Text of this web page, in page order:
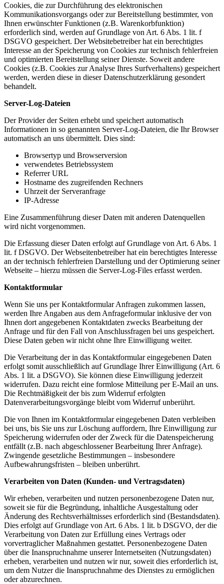
Cookies, die zur Durchführung des elektronischen
Kommunikationsvorgangs oder zur Bereitstellung bestimmter, von
Ihnen erwünschter Funktionen (z.B. Warenkorbfunktion)
erforderlich sind, werden auf Grundlage von Art. 6 Abs. 1 lit. f
DSGVO gespeichert. Der Websitebetreiber hat ein berechtigtes
Interesse an der Speicherung von Cookies zur technisch fehlerfreien
und optimierten Bereitstellung seiner Dienste. Soweit andere
Cookies (z.B. Cookies zur Analyse Ihres Surfverhaltens) gespeichert
werden, werden diese in dieser Datenschutzerklärung gesondert
behandelt.
Server-Log-Dateien
Der Provider der Seiten erhebt und speichert automatisch
Informationen in so genannten Server-Log-Dateien, die Ihr Browser
automatisch an uns übermittelt. Dies sind:
Browsertyp und Browserversion
verwendetes Betriebssystem
Referrer URL
Hostname des zugreifenden Rechners
Uhrzeit der Serveranfrage
IP-Adresse
Eine Zusammenführung dieser Daten mit anderen Datenquellen
wird nicht vorgenommen.
Die Erfassung dieser Daten erfolgt auf Grundlage von Art. 6 Abs. 1
lit. f DSGVO. Der Webseitenbetreiber hat ein berechtigtes Interesse
an der technisch fehlerfreien Darstellung und der Optimierung seiner
Webseite – hierzu müssen die Server-Log-Files erfasst werden.
Kontaktformular
Wenn Sie uns per Kontaktformular Anfragen zukommen lassen,
werden Ihre Angaben aus dem Anfrageformular inklusive der von
Ihnen dort angegebenen Kontaktdaten zwecks Bearbeitung der
Anfrage und für den Fall von Anschlussfragen bei uns gespeichert.
Diese Daten geben wir nicht ohne Ihre Einwilligung weiter.
Die Verarbeitung der in das Kontaktformular eingegebenen Daten
erfolgt somit ausschließlich auf Grundlage Ihrer Einwilligung (Art. 6
Abs. 1 lit. a DSGVO). Sie können diese Einwilligung jederzeit
widerrufen. Dazu reicht eine formlose Mitteilung per E-Mail an uns.
Die Rechtmäßigkeit der bis zum Widerruf erfolgten
Datenverarbeitungsvorgänge bleibt vom Widerruf unberührt.
Die von Ihnen im Kontaktformular eingegebenen Daten verbleiben
bei uns, bis Sie uns zur Löschung auffordern, Ihre Einwilligung zur
Speicherung widerrufen oder der Zweck für die Datenspeicherung
entfällt (z.B. nach abgeschlossener Bearbeitung Ihrer Anfrage).
Zwingende gesetzliche Bestimmungen – insbesondere
Aufbewahrungsfristen – bleiben unberührt.
Verarbeiten von Daten (Kunden- und Vertragsdaten)
Wir erheben, verarbeiten und nutzen personenbezogene Daten nur,
soweit sie für die Begründung, inhaltliche Ausgestaltung oder
Änderung des Rechtsverhältnisses erforderlich sind (Bestandsdaten).
Dies erfolgt auf Grundlage von Art. 6 Abs. 1 lit. b DSGVO, der die
Verarbeitung von Daten zur Erfüllung eines Vertrags oder
vorvertraglicher Maßnahmen gestattet. Personenbezogene Daten
über die Inanspruchnahme unserer Internetseiten (Nutzungsdaten)
erheben, verarbeiten und nutzen wir nur, soweit dies erforderlich ist,
um dem Nutzer die Inanspruchnahme des Dienstes zu ermöglichen
oder abzurechnen.